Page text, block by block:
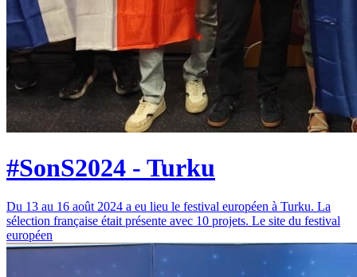
#SonS2024 - Turku
Du 13 au 16 août 2024 a eu lieu le festival européen à Turku. La
sélection française était présente avec 10 projets. Le site du festival
européen